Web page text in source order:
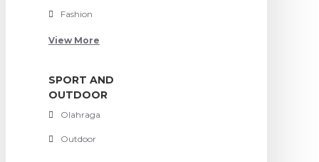
Fashion
View More
SPORT AND
OUTDOOR
Olahraga
Outdoor